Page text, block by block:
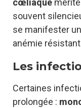
cœliaque
souvent
se manifester
anémie
Les
Certaines
prolongée :